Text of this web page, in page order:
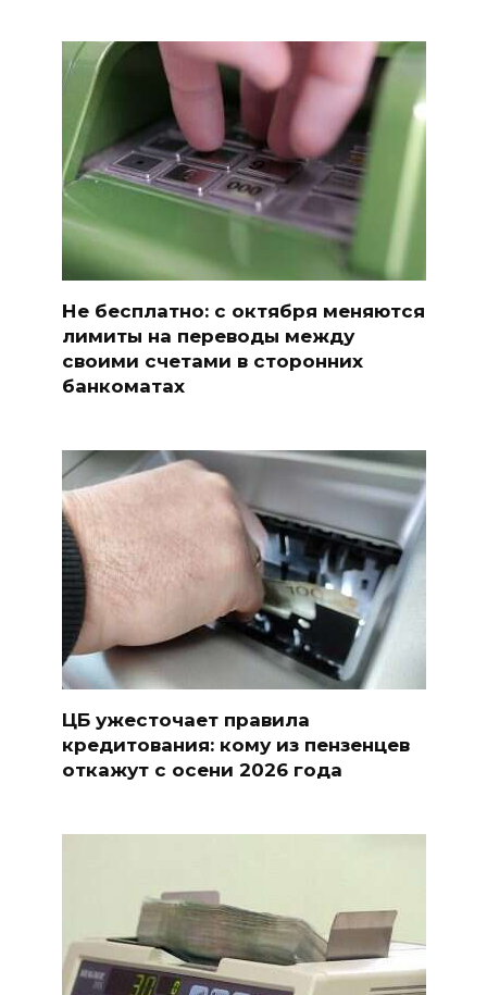
Не бесплатно: с октября меняются
лимиты на переводы между
своими счетами в сторонних
банкоматах
ЦБ ужесточает правила
кредитования: кому из пензенцев
откажут с осени 2026 года